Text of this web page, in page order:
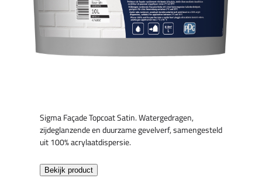
Sigma Façade Topcoat Satin. Watergedragen,
zijdeglanzende en duurzame gevelverf, samengesteld
uit 100% acrylaatdispersie.
Bekijk product